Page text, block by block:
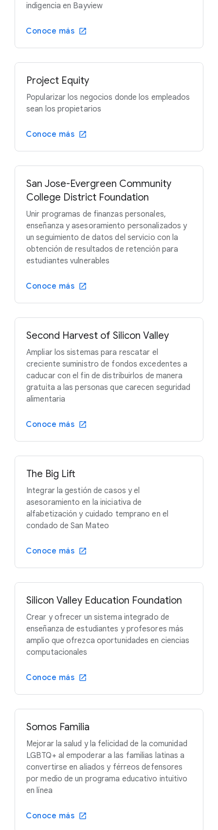
indigencia en Bayview
Conoce más
Project Equity
Popularizar los negocios donde los empleados
sean los propietarios
Conoce más
San Jose-Evergreen Community
College District Foundation
Unir programas de finanzas personales,
enseñanza y asesoramiento personalizados y
un seguimiento de datos del servicio con la
obtención de resultados de retención para
estudiantes vulnerables
Conoce más
Second Harvest of Silicon Valley
Ampliar los sistemas para rescatar el
creciente suministro de fondos excedentes a
caducar con el fin de distribuirlos de manera
gratuita a las personas que carecen seguridad
alimentaria
Conoce más
The Big Lift
Integrar la gestión de casos y el
asesoramiento en la iniciativa de
alfabetización y cuidado temprano en el
condado de San Mateo
Conoce más
Silicon Valley Education Foundation
Crear y ofrecer un sistema integrado de
enseñanza de estudiantes y profesores más
amplio que ofrezca oportunidades en ciencias
computacionales
Conoce más
Somos Familia
Mejorar la salud y la felicidad de la comunidad
LGBTQ+ al empoderar a las familias latinas a
convertirse en aliados y férreos defensores
por medio de un programa educativo intuitivo
en línea
Conoce más